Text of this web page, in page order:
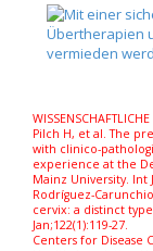
Pilch H, et al. The
with clinico-
experience at the
Mainz University. Int
Rodríguez-
cervix: a distinct
Jan;122(1):119-27.
Centers for Disease